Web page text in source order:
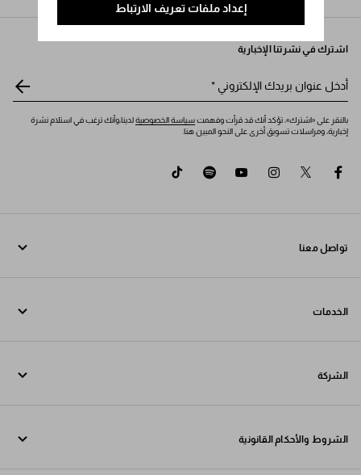
إعداد ملفات تعريف الارتباط
اشترك في نشرتنا الإخبارية
أدخل عنوان بريدك الإلكتروني *
بالنقر على «اشترك»، تؤكد أنك قد قرأت وفهمتسياسة الخصوصيةلدينا،وأنك ترغب في استلام نشرة
إخبارية، ومراسلات تسويق أخرى على النحو المبين هنا.
facebook
twitter
instagram
youtube
spotify
تواصل معنا
الخدمات
تتبع طلبك
الشركة
Prada Group
الشروط والأحكام القانونية